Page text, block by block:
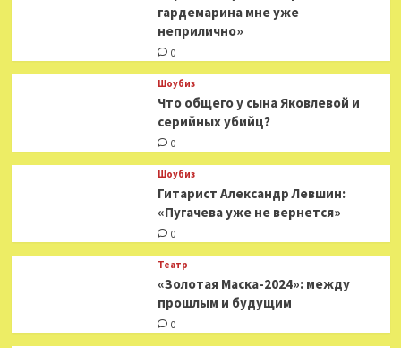
гардемарина мне уже
неприлично»
0
Шоубиз
Что общего у сына Яковлевой и
серийных убийц?
0
Шоубиз
Гитарист Александр Левшин:
«Пугачева уже не вернется»
0
Театр
«Золотая Маска-2024»: между
прошлым и будущим
0